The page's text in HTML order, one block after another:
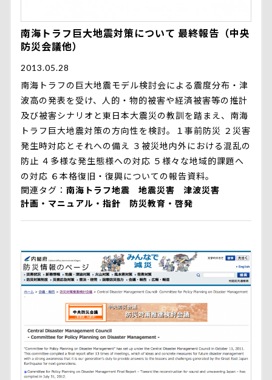
南海トラフ巨大地震対策について 最終報告（中央
防災会議他）
2013.05.28
南海トラフの巨大地震モデル検討会による震度分布・津
波高の発表を受け、人的・物的被害や経済被害等の推計
及び被害シナリオと東日本大震災の教訓を踏まえ、南海
トラフ巨大地震対策の方向性を検討。１事前防災 ２災害
発生時対応とそれへの備え ３被災地内外における混乱の
防止 ４多様な発生態様への対応 ５様々な地域的課題へ
の対応 ６本格復旧・復興についての報告資料。
関連タグ
南海トラフ地震 地震災害
津波災害
計画・マニュアル・指針
防災教育・啓発